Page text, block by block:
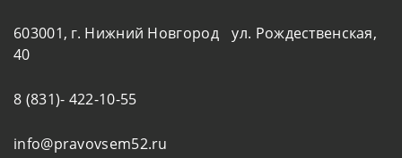
603001, г. Нижний Новгород ул. Рождественская,
40
8 (831)- 422-10-55
info@pravovsem52.ru